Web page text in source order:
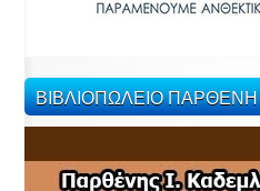
ΒΙΒΛΙΟΠΩΛΕΙΟ ΠΑΡΘΕΝΗ